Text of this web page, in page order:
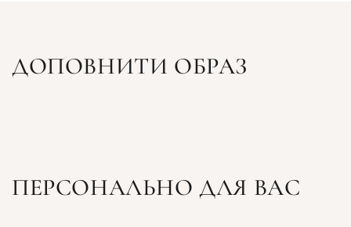
ДОПОВНИТИ ОБРАЗ
ПЕРСОНАЛЬНО ДЛЯ ВАС